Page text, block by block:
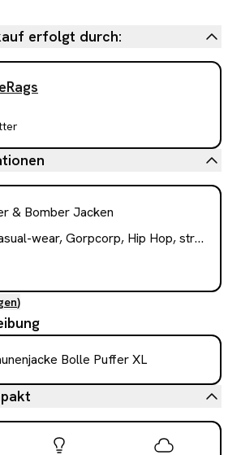
erfolgt durch:
& Bomber Jacken
wear, Gorpcorp, Hip Hop, streetwear
)
Bolle Puffer XL